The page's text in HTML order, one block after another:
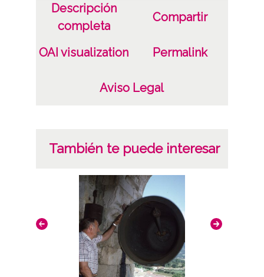
Descripción
completa
Compartir
OAI visualization Permalink
Aviso Legal
También te puede interesar